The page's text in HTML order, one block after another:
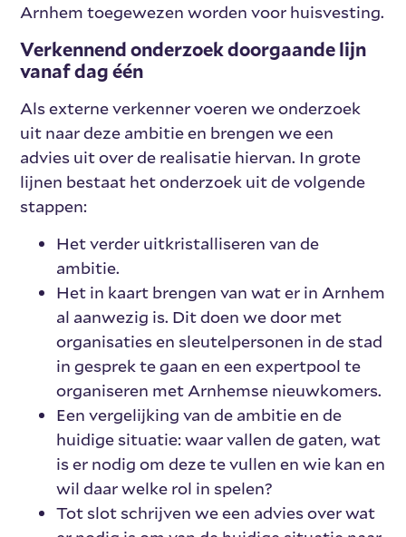
Arnhem toegewezen worden voor huisvesting.
Verkennend onderzoek doorgaande lijn
vanaf dag één
Als externe verkenner voeren we onderzoek
uit naar deze ambitie en brengen we een
advies uit over de realisatie hiervan. In grote
lijnen bestaat het onderzoek uit de volgende
stappen:
Het verder uitkristalliseren van de
ambitie.
Het in kaart brengen van wat er in Arnhem
al aanwezig is. Dit doen we door met
organisaties en sleutelpersonen in de stad
in gesprek te gaan en een expertpool te
organiseren met Arnhemse nieuwkomers.
Een vergelijking van de ambitie en de
huidige situatie: waar vallen de gaten, wat
is er nodig om deze te vullen en wie kan en
wil daar welke rol in spelen?
Tot slot schrijven we een advies over wat